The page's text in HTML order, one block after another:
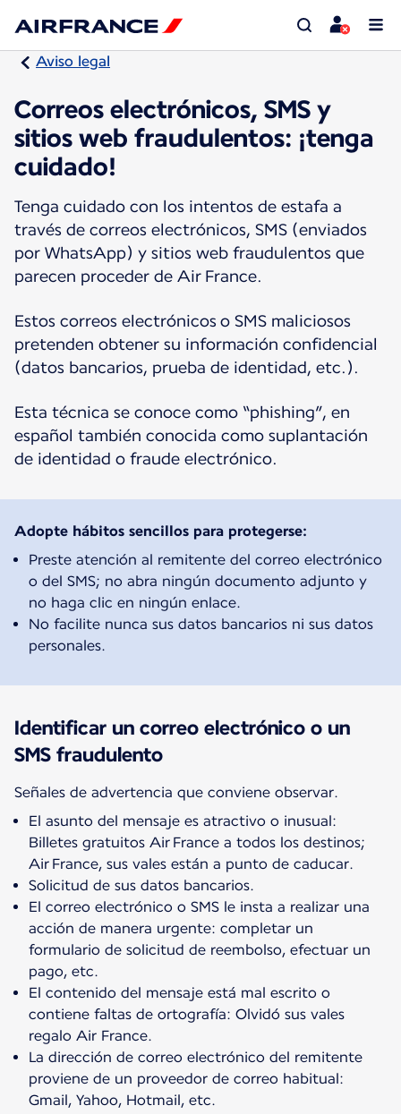
Aviso legal
Correos electrónicos, SMS y
sitios web fraudulentos: ¡tenga
cuidado!
Tenga cuidado con los intentos de estafa a
través de correos electrónicos, SMS (enviados
por WhatsApp) y sitios web fraudulentos que
parecen proceder de Air France.
Estos correos electrónicos o SMS maliciosos
pretenden obtener su información confidencial
(datos bancarios, prueba de identidad, etc.).
Esta técnica se conoce como “phishing”, en
español también conocida como suplantación
de identidad o fraude electrónico.
Adopte hábitos sencillos para protegerse:
Preste atención al remitente del correo electrónico
o del SMS; no abra ningún documento adjunto y
no haga clic en ningún enlace.
No facilite nunca sus datos bancarios ni sus datos
personales.
Identificar un correo electrónico o un
SMS fraudulento
Señales de advertencia que conviene observar.
El asunto del mensaje es atractivo o inusual:
Billetes gratuitos Air France a todos los destinos;
Air France, sus vales están a punto de caducar.
Solicitud de sus datos bancarios.
El correo electrónico o SMS le insta a realizar una
acción de manera urgente: completar un
formulario de solicitud de reembolso, efectuar un
pago, etc.
El contenido del mensaje está mal escrito o
contiene faltas de ortografía: Olvidó sus vales
regalo Air France.
La dirección de correo electrónico del remitente
proviene de un proveedor de correo habitual:
Gmail, Yahoo, Hotmail, etc.